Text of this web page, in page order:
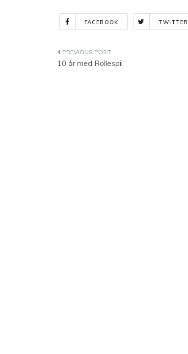
FACEBOOK TWITTER
Indlægsnavigation
10 år med Rollespil